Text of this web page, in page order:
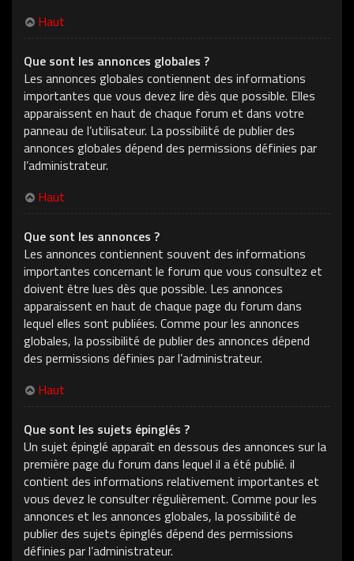
Haut
Que sont les annonces globales ?
Les annonces globales contiennent des informations
importantes que vous devez lire dès que possible. Elles
apparaissent en haut de chaque forum et dans votre
panneau de l’utilisateur. La possibilité de publier des
annonces globales dépend des permissions définies par
l’administrateur.
Haut
Que sont les annonces ?
Les annonces contiennent souvent des informations
importantes concernant le forum que vous consultez et
doivent être lues dès que possible. Les annonces
apparaissent en haut de chaque page du forum dans
lequel elles sont publiées. Comme pour les annonces
globales, la possibilité de publier des annonces dépend
des permissions définies par l’administrateur.
Haut
Que sont les sujets épinglés ?
Un sujet épinglé apparaît en dessous des annonces sur la
première page du forum dans lequel il a été publié. il
contient des informations relativement importantes et
vous devez le consulter régulièrement. Comme pour les
annonces et les annonces globales, la possibilité de
publier des sujets épinglés dépend des permissions
définies par l’administrateur.